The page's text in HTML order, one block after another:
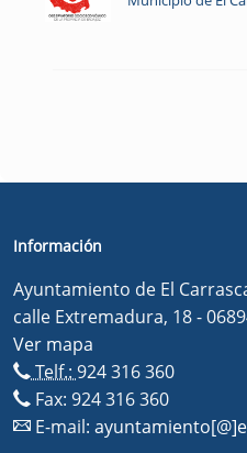
Información
Ayuntamiento de El
calle Extremadura, 18 -
Ver mapa
Telf.: 924 316 360
Fax: 924 316 360
E-mail: